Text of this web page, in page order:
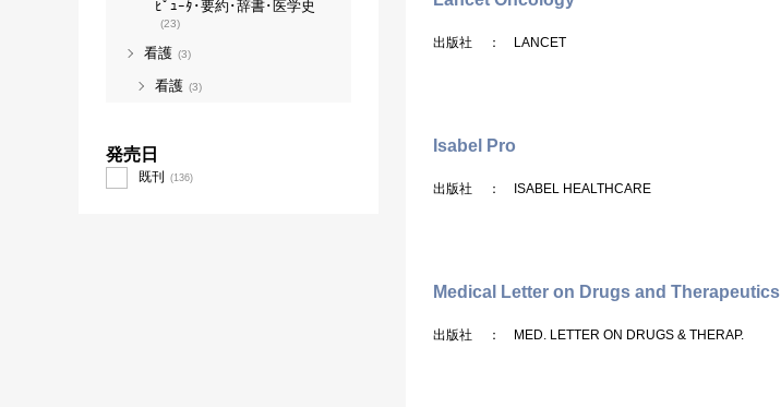
出版社 ： LANCET
Isabel Pro
出版社 ： ISABEL HEALTHCARE
Medical Letter on Drugs and Therapeutics
出版社 ： MED. LETTER ON DRUGS & THERAP.
ﾋﾟｭｰﾀ･要約･辞書･医学史
(23)
看護 (3)
看護 (3)
発売日
既刊 (136)